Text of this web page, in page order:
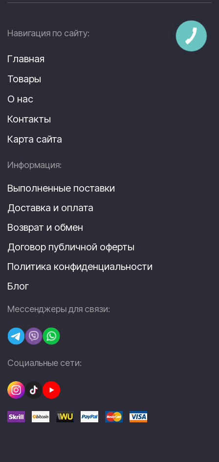
Навигация по сайту:
Главная
Товары
О нас
Контакты
Карта сайта
Информация:
Выполненные поставки
Доставка и оплата
Возврат и обмен
Договор публичной оферты
Политика конфиденциальности
Блог
Мессенджеры для связи:
Социальные сети: